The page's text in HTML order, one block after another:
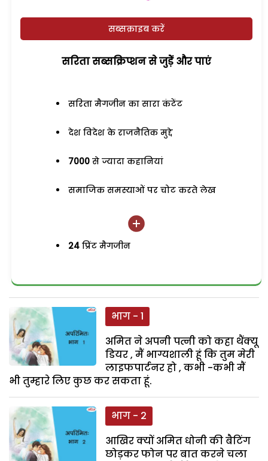
सब्सक्राइब करें
सरिता सब्सक्रिप्शन से जुड़ेें और पाएं
सरिता मैगजीन का सारा कंटेंट
देश विदेश के राजनैतिक मुद्दे
7000 से ज्यादा कहानियां
समाजिक समस्याओं पर चोट करते लेख
24 प्रिंट मैगजीन
भाग - 1
अमित ने अपनी पत्नी को कहा थैंक्यू
डियर , मैं भाग्यशाली हूं कि तुम मेरी
लाइफपार्टनर हो , कभी -कभी मैं
भी तुम्हारे लिए कुछ कर सकता हूं.
भाग - 2
आखिर क्यों अमित धोनी की बैटिंग
छोड़कर फोन पर बात करने चला